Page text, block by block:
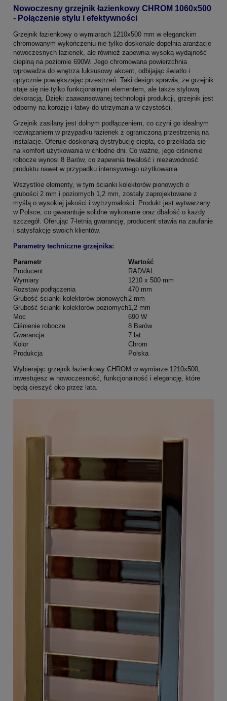
Nowoczesny grzejnik łazienkowy CHROM 1060x500
- Połączenie stylu i efektywności
Grzejnik łazienkowy o wymiarach 1210x500 mm w eleganckim
chromowanym wykończeniu nie tylko doskonale dopełnia aranżacje
nowoczesnych łazienek, ale również zapewnia wysoką wydajność
cieplną na poziomie 690W. Jego chromowana powierzchnia
wprowadza do wnętrza luksusowy akcent, odbijając światło i
optycznie powiększając przestrzeń. Taki design sprawia, że grzejnik
staje się nie tylko funkcjonalnym elementem, ale także stylową
dekoracją. Dzięki zaawansowanej technologii produkcji, grzejnik jest
odporny na korozję i łatwy do utrzymania w czystości.
Grzejnik zasilany jest dolnym podłączeniem, co czyni go idealnym
rozwiązaniem w przypadku łazienek z ograniczoną przestrzenią na
instalacje. Oferuje doskonałą dystrybucję ciepła, co przekłada się
na komfort użytkowania w chłodne dni. Co ważne, jego ciśnienie
robocze wynosi 8 Barów, co zapewnia trwałość i niezawodność
produktu nawet w przypadku intensywnego użytkowania.
Wszystkie elementy, w tym ścianki kolektorów pionowych o
grubości 2 mm i poziomych 1,2 mm, zostały zaprojektowane z
myślą o wysokiej jakości i wytrzymałości. Produkt jest wytwarzany
w Polsce, co gwarantuje solidne wykonanie oraz dbałość o każdy
szczegół. Oferując 7-letnią gwarancję, producent stawia na zaufanie
i satysfakcję swoich klientów.
Parametry techniczne grzejnika:
Parametr
Wartość
Producent
RADVAL
Wymiary
1210 x 500 mm
Rozstaw podłączenia
470 mm
Grubość ścianki kolektorów pionowych 2 mm
Grubość ścianki kolektorów poziomych1,2 mm
Moc
690 W
Ciśnienie robocze
8 Barów
Gwarancja
7 lat
Kolor
Chrom
Produkcja
Polska
Wybierając grzejnik łazienkowy CHROM w wymiarze 1210x500,
inwestujesz w nowoczesność, funkcjonalność i elegancję, które
będą cieszyć oko przez lata.